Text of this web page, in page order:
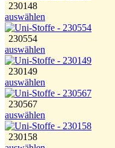
230148
auswählen
230554
auswählen
230149
auswählen
230567
auswählen
230158